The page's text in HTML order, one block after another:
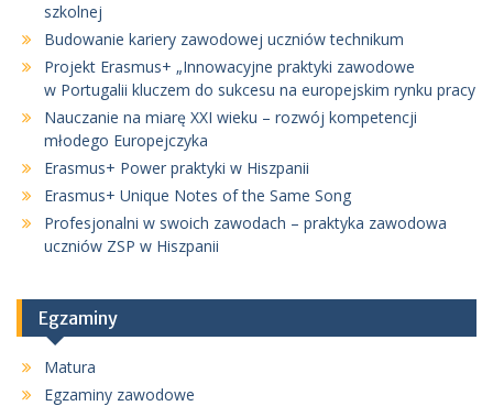
szkolnej
Budowanie kariery zawodowej uczniów technikum
Projekt Erasmus+ „Innowacyjne praktyki zawodowe
w Portugalii kluczem do sukcesu na europejskim rynku pracy
Nauczanie na miarę XXI wieku – rozwój kompetencji
młodego Europejczyka
Erasmus+ Power praktyki w Hiszpanii
Erasmus+ Unique Notes of the Same Song
Profesjonalni w swoich zawodach – praktyka zawodowa
uczniów ZSP w Hiszpanii
Egzaminy
Matura
Egzaminy zawodowe